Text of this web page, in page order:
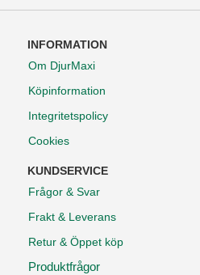
INFORMATION
Om DjurMaxi
Köpinformation
Integritetspolicy
Cookies
KUNDSERVICE
Frågor & Svar
Frakt & Leverans
Retur & Öppet köp
Produktfrågor